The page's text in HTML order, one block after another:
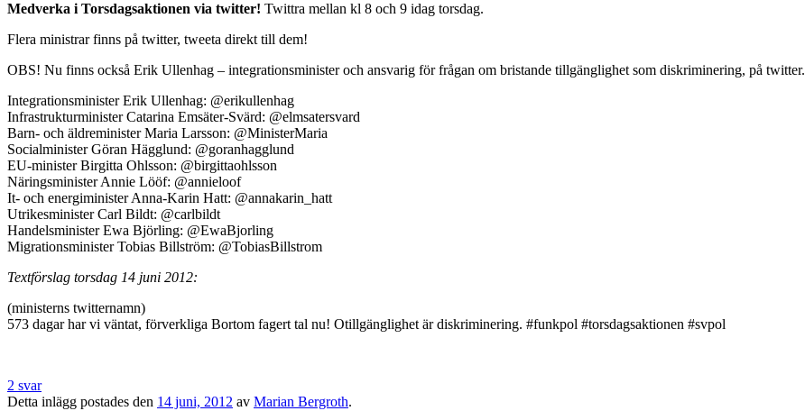
Medverka i Torsdagsaktionen via twitter! Twittra mellan kl 8 och 9 idag torsdag.
Flera ministrar finns på twitter, tweeta direkt till dem!
OBS! Nu finns också Erik Ullenhag – integrationsminister och ansvarig för frågan om bristande tillgänglighet som diskriminering, på twitter.
Integrationsminister Erik Ullenhag: @erikullenhag
Infrastrukturminister Catarina Emsäter-Svärd: @elmsatersvard
Barn- och äldreminister Maria Larsson: @MinisterMaria
Socialminister Göran Hägglund: @goranhagglund
EU-minister Birgitta Ohlsson: @birgittaohlsson
Näringsminister Annie Lööf: @annieloof
It- och energiminister Anna-Karin Hatt: @annakarin_hatt
Utrikesminister Carl Bildt: @carlbildt
Handelsminister Ewa Björling: @EwaBjorling
Migrationsminister Tobias Billström: @TobiasBillstrom
Textförslag torsdag 14 juni 2012:
(ministerns twitternamn)
573 dagar har vi väntat, förverkliga Bortom fagert tal nu! Otillgänglighet är diskriminering. #funkpol #torsdagsaktionen #svpol
2 svar
Detta inlägg postades den 14 juni, 2012 av Marian Bergroth.